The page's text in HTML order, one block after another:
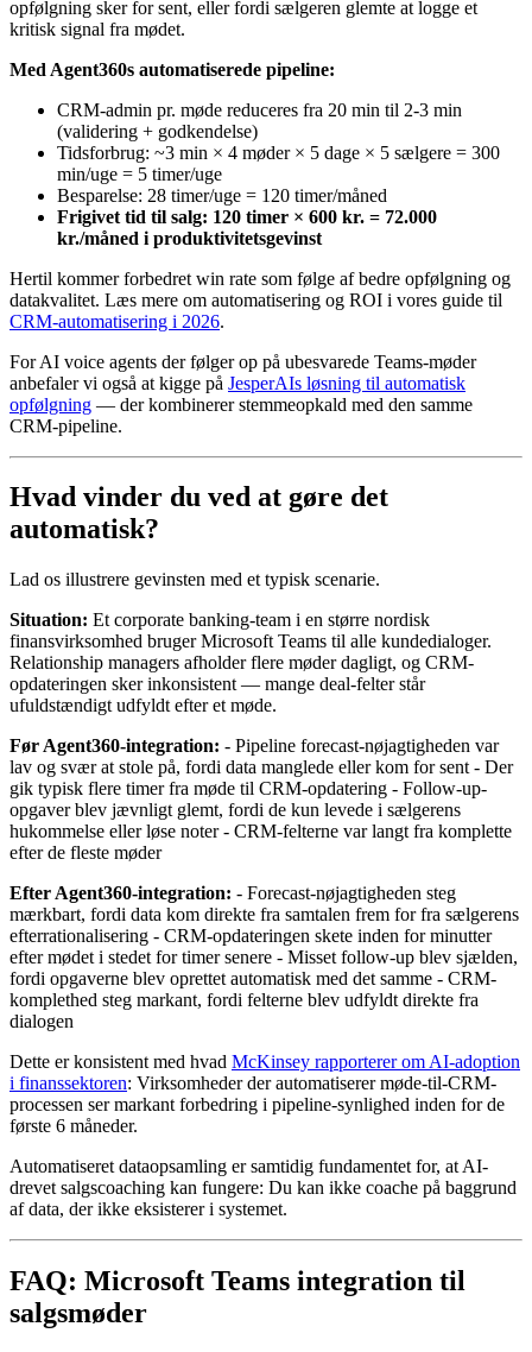
opfølgning sker for sent, eller fordi sælgeren glemte at logge et
kritisk signal fra mødet.
Med Agent360s automatiserede pipeline:
CRM-admin pr. møde reduceres fra 20 min til 2-3 min
(validering + godkendelse)
Tidsforbrug: ~3 min × 4 møder × 5 dage × 5 sælgere = 300
min/uge = 5 timer/uge
Besparelse: 28 timer/uge = 120 timer/måned
Frigivet tid til salg: 120 timer × 600 kr. = 72.000
kr./måned i produktivitetsgevinst
Hertil kommer forbedret win rate som følge af bedre opfølgning og
datakvalitet. Læs mere om automatisering og ROI i vores guide til
CRM-automatisering i 2026.
For AI voice agents der følger op på ubesvarede Teams-møder
anbefaler vi også at kigge på JesperAIs løsning til automatisk
opfølgning — der kombinerer stemmeopkald med den samme
CRM-pipeline.
Hvad vinder du ved at gøre det
automatisk?
Lad os illustrere gevinsten med et typisk scenarie.
Situation: Et corporate banking-team i en større nordisk
finansvirksomhed bruger Microsoft Teams til alle kundedialoger.
Relationship managers afholder flere møder dagligt, og CRM-
opdateringen sker inkonsistent — mange deal-felter står
ufuldstændigt udfyldt efter et møde.
Før Agent360-integration: - Pipeline forecast-nøjagtigheden var
lav og svær at stole på, fordi data manglede eller kom for sent - Der
gik typisk flere timer fra møde til CRM-opdatering - Follow-up-
opgaver blev jævnligt glemt, fordi de kun levede i sælgerens
hukommelse eller løse noter - CRM-felterne var langt fra komplette
efter de fleste møder
Efter Agent360-integration: - Forecast-nøjagtigheden steg
mærkbart, fordi data kom direkte fra samtalen frem for fra sælgerens
efterrationalisering - CRM-opdateringen skete inden for minutter
efter mødet i stedet for timer senere - Misset follow-up blev sjælden,
fordi opgaverne blev oprettet automatisk med det samme - CRM-
komplethed steg markant, fordi felterne blev udfyldt direkte fra
dialogen
Dette er konsistent med hvad McKinsey rapporterer om AI-adoption
i finanssektoren: Virksomheder der automatiserer møde-til-CRM-
processen ser markant forbedring i pipeline-synlighed inden for de
første 6 måneder.
Automatiseret dataopsamling er samtidig fundamentet for, at AI-
drevet salgscoaching kan fungere: Du kan ikke coache på baggrund
af data, der ikke eksisterer i systemet.
FAQ: Microsoft Teams integration til
salgsmøder